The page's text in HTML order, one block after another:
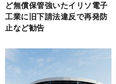
ど無償保管強いたイリソ電子
工業に旧下請法違反で再発防
止など勧告